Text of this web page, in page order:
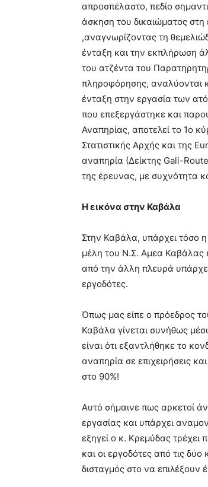
απροσπέλαστο, πεδίο
άσκηση του δικαιώματος
,αναγνωρίζοντας τη
ένταξη και την εκπλήρωση
του ατζέντα του
πληροφόρησης, αναλύονται
ένταξη στην εργασία των
που επεξεργάστηκε και
Αναπηρίας, αποτελεί το 1ο
Στατιστικής Αρχής και της
αναπηρία (Δείκτης Gali-
της έρευνας, με συχνότητα
Η εικόνα στην Καβάλα
Στην Καβάλα, υπάρχει τόσο
μέλη του Ν.Σ. Αμεα Καβάλας
από την άλλη πλευρά
εργοδότες.
Όπως μας είπε ο πρόεδρος
Καβάλα γίνεται συνήθως
είναι ότι εξαντλήθηκε το
αναπηρία σε επιχειρήσεις
στο 90%!
Αυτό σήμαινε πως αρκετοί
εργασίας και υπάρχει
εξηγεί ο κ. Κρεμύδας
και οι εργοδότες από τις
δισταγμός στο να επιλέξουν